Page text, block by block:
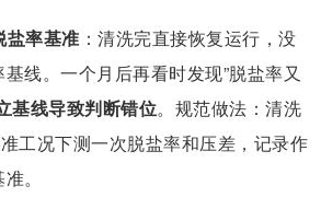
盐率基准 ：清洗完直接恢复运行，没
线。一个月后再看时发现”脱盐率又
基线导致判断错位。规范做法：清洗
工况下测一次脱盐率和压差，记录作
。